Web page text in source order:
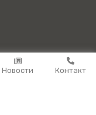
Новости Контакт